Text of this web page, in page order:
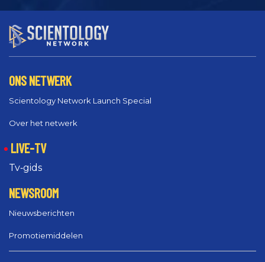
ONS NETWERK
Scientology Network Launch Special
Over het netwerk
LIVE-TV
Tv‑gids
NEWSROOM
Nieuwsberichten
Promotiemiddelen